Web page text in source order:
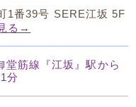
1番39号 SERE江坂 5F
る→
堂筋線
『江坂』駅から
分